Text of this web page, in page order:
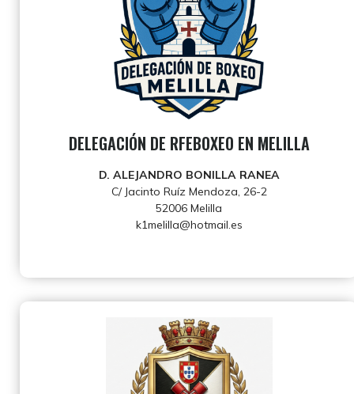
DELEGACIÓN DE RFEBOXEO EN MELILLA
D. ALEJANDRO BONILLA RANEA
C/ Jacinto Ruíz Mendoza, 26-2
52006 Melilla
k1melilla@hotmail.es